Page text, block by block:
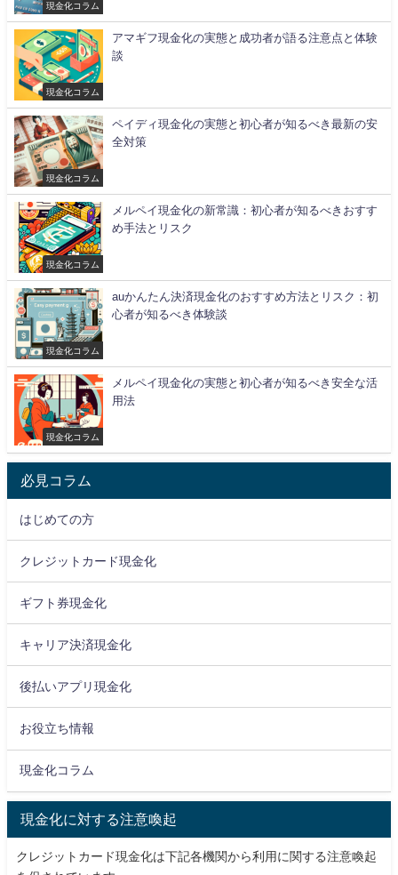
現金化コラム
現金化コラム
アマギフ現金化の実態と成功者が語る注意点と体験
談
現金化コラム
ペイディ現金化の実態と初心者が知るべき最新の安
全対策
現金化コラム
メルペイ現金化の新常識：初心者が知るべきおすす
め手法とリスク
現金化コラム
auかんたん決済現金化のおすすめ方法とリスク：初
心者が知るべき体験談
現金化コラム
メルペイ現金化の実態と初心者が知るべき安全な活
用法
必見コラム
はじめての方
クレジットカード現金化
ギフト券現金化
キャリア決済現金化
後払いアプリ現金化
お役立ち情報
現金化コラム
現金化に対する注意喚起
クレジットカード現金化は下記各機関から利用に関する注意喚起